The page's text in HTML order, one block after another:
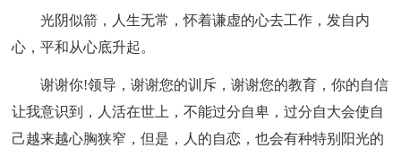
光阴似箭，人生无常，怀着谦虚的心去工作，发自内
心，平和从心底升起。
谢谢你!领导，谢谢您的训斥，谢谢您的教育，你的自信
让我意识到，人活在世上，不能过分自卑，过分自大会使自
己越来越心胸狭窄，但是，人的自恋，也会有种特别阳光的